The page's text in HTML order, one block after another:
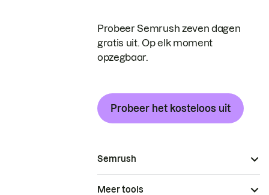
Probeer Semrush zeven dagen
gratis uit. Op elk moment
opzegbaar.
Probeer het kosteloos uit
Semrush
Meer tools